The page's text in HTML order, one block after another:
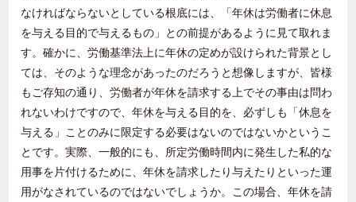
なければならないとしている根底には、「年休は労働者に休息
を与える目的で与えるもの」との前提があるように見て取れま
す。確かに、労働基準法上に年休の定めが設けられた背景とし
ては、そのような理念があったのだろうと想像しますが、皆様
もご存知の通り、労働者が年休を請求する上でその事由は問わ
れないわけですので、年休を与える目的を、必ずしも「休息を
与える」ことのみに限定する必要はないのではないかというこ
とです。実際、一般的にも、所定労働時間内に発生した私的な
用事を片付けるために、年休を請求したり与えたりといった運
用がなされているのではないでしょうか。この場合、年休を請